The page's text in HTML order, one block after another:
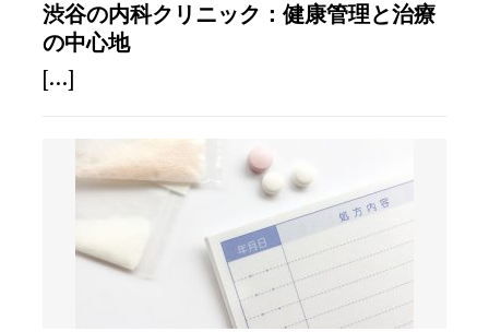
渋谷の内科クリニック：健康管理と治療
の中心地
[...]